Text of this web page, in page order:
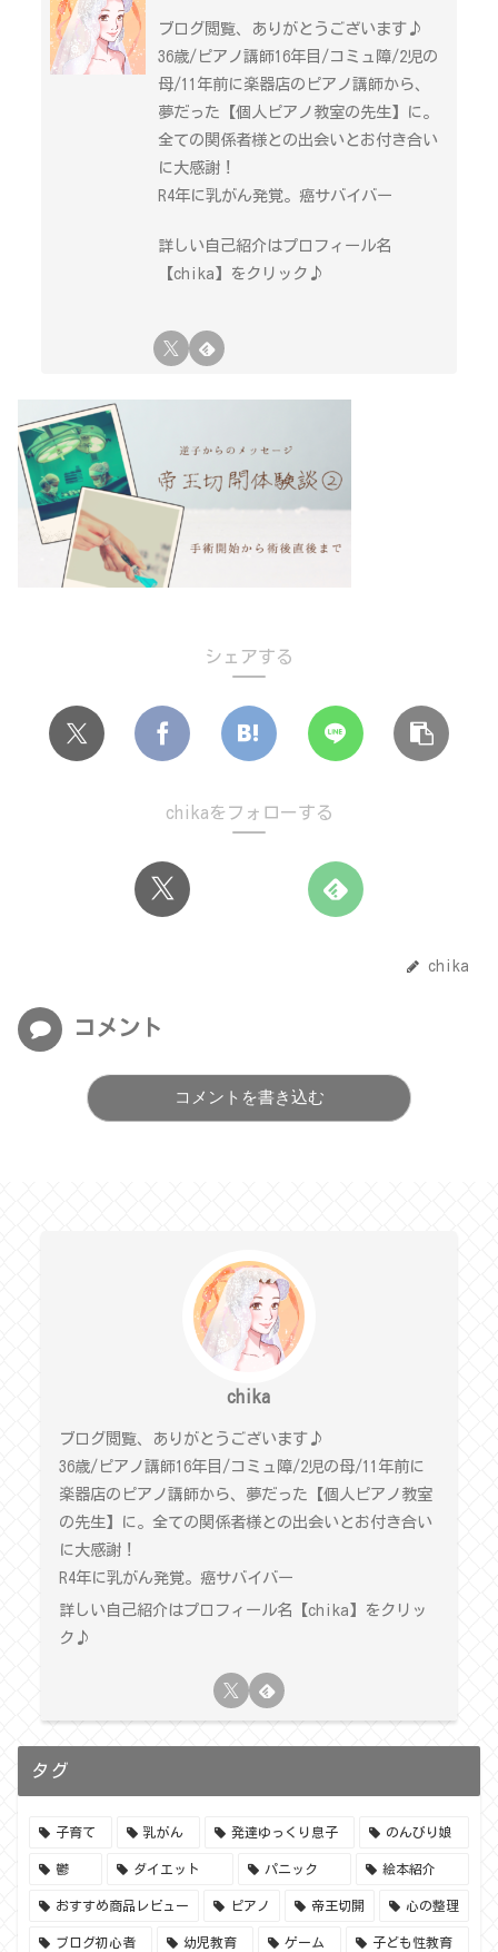
ブログ閲覧、ありがとうございます♪
36歳/ピアノ講師16年目/コミュ障/2児の
母/11年前に楽器店のピアノ講師から、
夢だった【個人ピアノ教室の先生】に。
全ての関係者様との出会いとお付き合い
に大感謝！
R4年に乳がん発覚。癌サバイバー
詳しい自己紹介はプロフィール名
【chika】をクリック♪
シェアする
chikaをフォローする
chika
コメント
コメントを書き込む
chika
ブログ閲覧、ありがとうございます♪
36歳/ピアノ講師16年目/コミュ障/2児の母/11年前に
楽器店のピアノ講師から、夢だった【個人ピアノ教室
の先生】に。全ての関係者様との出会いとお付き合い
に大感謝！
R4年に乳がん発覚。癌サバイバー
詳しい自己紹介はプロフィール名【chika】をクリッ
ク♪
タグ
子育て 乳がん 発達ゆっくり息子 のんびり娘
鬱 ダイエット パニック 絵本紹介
おすすめ商品レビュー ピアノ 帝王切開 心の整理
ブログ初心者 幼児教育 ゲーム 子ども性教育